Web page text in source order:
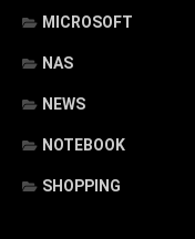
MICROSOFT
NAS
NEWS
NOTEBOOK
SHOPPING